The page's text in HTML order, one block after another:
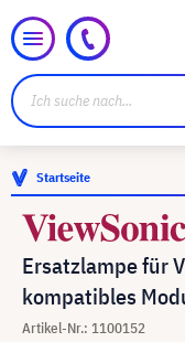
Startseite
Ersatzlampe für
kompatibles
Artikel-Nr.: 1100152